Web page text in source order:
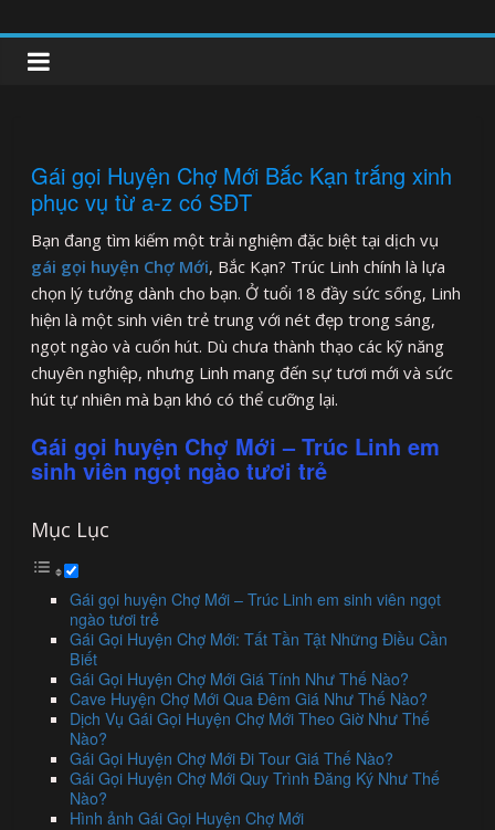
to
content
clipnonglive.com
Gái gọi Huyện Chợ Mới Bắc Kạn trắng xinh
phục vụ từ a-z có SĐT
Bạn đang tìm kiếm một trải nghiệm đặc biệt tại dịch vụ
gái gọi huyện Chợ Mới, Bắc Kạn? Trúc Linh chính là lựa
chọn lý tưởng dành cho bạn. Ở tuổi 18 đầy sức sống, Linh
hiện là một sinh viên trẻ trung với nét đẹp trong sáng,
ngọt ngào và cuốn hút. Dù chưa thành thạo các kỹ năng
chuyên nghiệp, nhưng Linh mang đến sự tươi mới và sức
hút tự nhiên mà bạn khó có thể cưỡng lại.
Gái gọi huyện Chợ Mới – Trúc Linh em
sinh viên ngọt ngào tươi trẻ
Mục Lục
Gái gọi huyện Chợ Mới – Trúc Linh em sinh viên ngọt
ngào tươi trẻ
Gái Gọi Huyện Chợ Mới: Tất Tần Tật Những Điều Cần
Biết
Gái Gọi Huyện Chợ Mới Giá Tính Như Thế Nào?
Cave Huyện Chợ Mới Qua Đêm Giá Như Thế Nào?
Dịch Vụ Gái Gọi Huyện Chợ Mới Theo Giờ Như Thế
Nào?
Gái Gọi Huyện Chợ Mới Đi Tour Giá Thế Nào?
Gái Gọi Huyện Chợ Mới Quy Trình Đăng Ký Như Thế
Nào?
Hình ảnh Gái Gọi Huyện Chợ Mới